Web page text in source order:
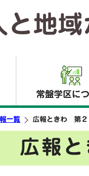
と地
常盤学区に
一覧 広報ときわ 第２
広報